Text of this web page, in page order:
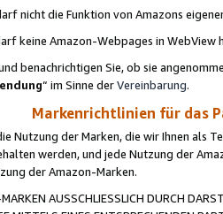
nicht die Funktion von Amazons
keine Amazon-Webpages in WebView
benachrichtigen Sie, ob sie
“ im Sinne derVereinbarung.
Markenrichtlinien für das
Nutzung der Marken, die wir Ihnen als
werden, und jede Nutzung der
der Amazon-Marken.
AUSSCHLIESSLICH DURCH